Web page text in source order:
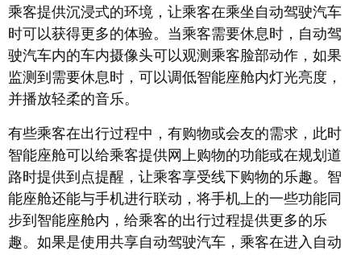
乘客提供沉浸式的环境，让乘客在乘坐自动驾驶汽车
时可以获得更多的体验。当乘客需要休息时，自动驾
驶汽车内的车内摄像头可以观测乘客脸部动作，如果
监测到需要休息时，可以调低智能座舱内灯光亮度，
并播放轻柔的音乐。
有些乘客在出行过程中，有购物或会友的需求，此时
智能座舱可以给乘客提供网上购物的功能或在规划道
路时提供到点提醒，让乘客享受线下购物的乐趣。智
能座舱还能与手机进行联动，将手机上的一些功能同
步到智能座舱内，给乘客的出行过程提供更多的乐
趣。如果是使用共享自动驾驶汽车，乘客在进入自动